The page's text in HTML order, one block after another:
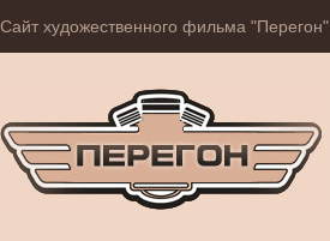
Сайт художественного фильма "Перегон"